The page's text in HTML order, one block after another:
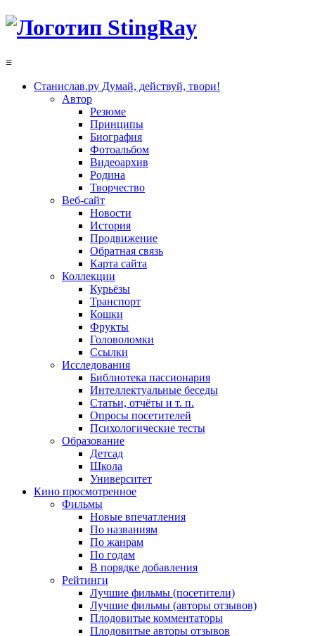
≡
Станислав.ру Думай, действуй, твори!
Автор
Резюме
Принципы
Биография
Фотоальбом
Видеоархив
Родина
Творчество
Веб-сайт
Новости
История
Продвижение
Обратная связь
Карта сайта
Коллекции
Курьёзы
Транспорт
Кошки
Фрукты
Головоломки
Ссылки
Исследования
Библиотека пассионария
Интеллектуальные беседы
Статьи, отчёты и т. п.
Опросы посетителей
Психологические тесты
Образование
Детсад
Школа
Университет
Кино просмотренное
Фильмы
Новые впечатления
По названиям
По жанрам
По годам
В порядке добавления
Рейтинги
Лучшие фильмы (посетители)
Лучшие фильмы (авторы отзывов)
Плодовитые комментаторы
Плодовитые авторы отзывов